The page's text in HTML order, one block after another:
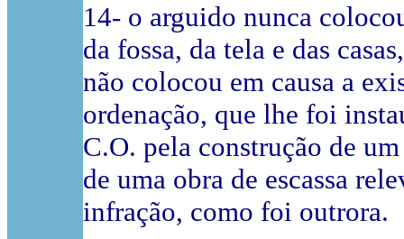
14- o arguido nunca
da fossa, da tela e das
não colocou em causa a
ordenação, que lhe foi
C.O. pela construção de
de uma obra de escassa
infração, como foi outrora.